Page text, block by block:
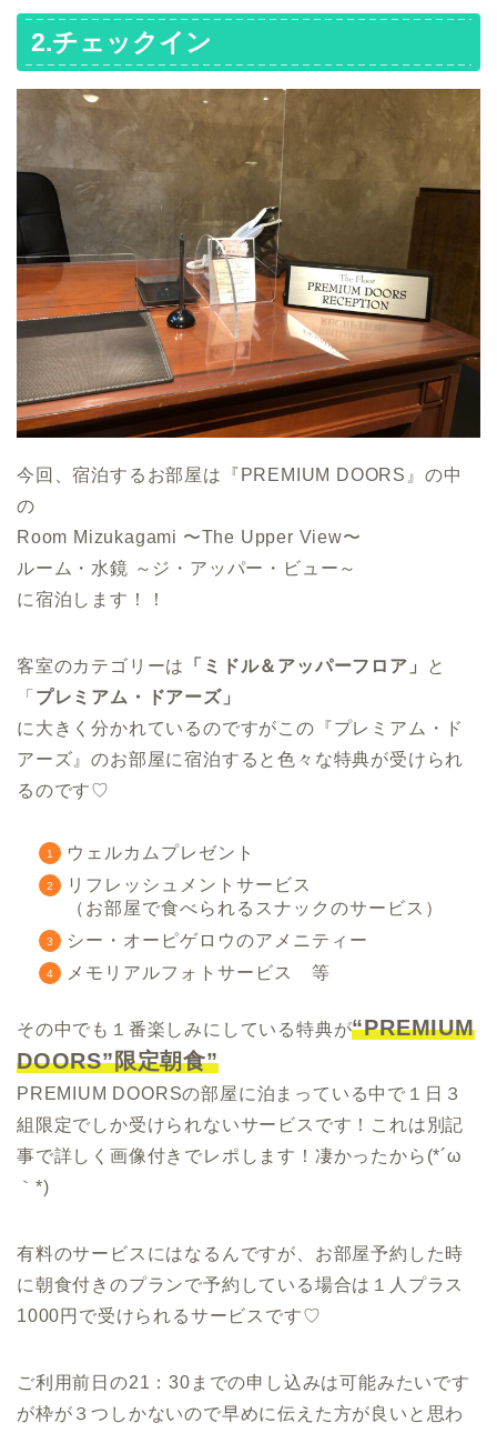
2.チェックイン
今回、宿泊するお部屋は『PREMIUM DOORS』の中
の
Room Mizukagami 〜The Upper View〜
ルーム・水鏡 ～ジ・アッパー・ビュー～
に宿泊します！！
客室のカテゴリーは 「ミドル＆アッパーフロア」
と
「 プレミアム・ドアーズ」
に大きく分かれているのですがこの『プレミアム・ド
アーズ』のお部屋に宿泊すると色々な特典が受けられ
るのです♡
ウェルカムプレゼント
リフレッシュメントサービス
（お部屋で食べられるスナックのサービス）
シー・オーピゲロウのアメニティー
メモリアルフォトサービス 等
その中でも１番楽しみにしている特典が“PREMIUM
DOORS”限定朝食”
PREMIUM DOORSの部屋に泊まっている中で１日３
組限定でしか受けられないサービスです！これは別記
事で詳しく画像付きでレポします！凄かったから(*´ω
｀*)
有料のサービスにはなるんですが、お部屋予約した時
に朝食付きのプランで予約している場合は１人プラス
1000円で受けられるサービスです♡
ご利用前日の21：30までの申し込みは可能みたいです
が枠が３つしかないので早めに伝えた方が良いと思わ